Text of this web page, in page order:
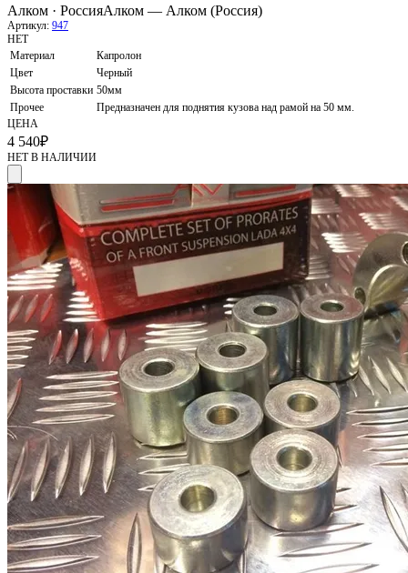
Алком · РоссияАлком — Алком (Россия)
Артикул: 947
НЕТ
Материал
Капролон
Цвет
Черный
Высота проставки 50мм
Прочее
Предназначен для поднятия кузова над рамой на 50 мм.
ЦЕНА
4 540₽
НЕТ В НАЛИЧИИ